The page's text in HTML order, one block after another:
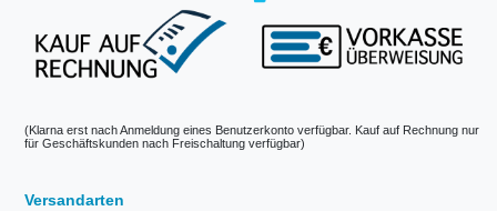
(Klarna erst nach Anmeldung eines Benutzerkonto verfügbar. Kauf auf Rechnung nur
für Geschäftskunden nach Freischaltung verfügbar)
Versandarten